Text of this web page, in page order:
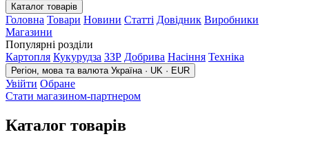
Каталог товарів
Головна Товари Новини Статті Довідник Виробники
Магазини
Популярні розділи
Картопля Кукурудза ЗЗР Добрива Насіння Техніка
Регіон, мова та валюта Україна · UK · EUR
Увійти Обране
Стати магазином-партнером
Каталог товарів